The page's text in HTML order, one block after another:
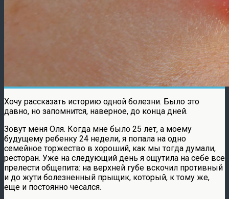
Хочу рассказать историю одной болезни. Было это
давно, но запомнится, наверное, до конца дней.
Зовут меня Оля. Когда мне было 25 лет, а моему
будущему ребенку 24 недели, я попала на одно
семейное торжество в хороший, как мы тогда думали,
ресторан. Уже на следующий день я ощутила на себе все
прелести общепита: на верхней губе вскочил противный
и до жути болезненный прыщик, который, к тому же,
еще и постоянно чесался.